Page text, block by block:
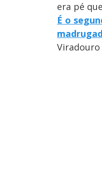
era pé
É o
Viradouro